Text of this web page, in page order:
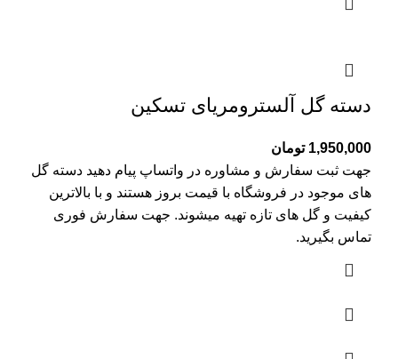
دسته گل آلسترومریای تسکین
1,950,000 تومان
جهت ثبت سفارش و مشاوره در واتساپ پیام دهید دسته گل
های موجود در فروشگاه با قیمت بروز هستند و با بالاترین
کیفیت و گل های تازه تهیه میشوند. جهت سفارش فوری
تماس بگیرید.